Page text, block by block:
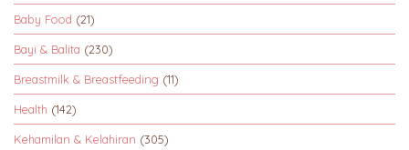
Baby Food (21)
Bayi & Balita (230)
Breastmilk & Breastfeeding (11)
Health (142)
Kehamilan & Kelahiran (305)